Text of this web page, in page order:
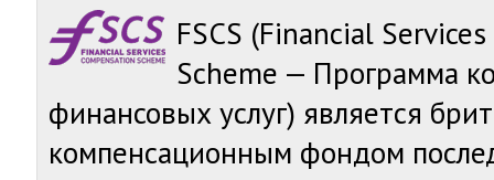
FSCS (Financial
Scheme — Программа
финансовых услуг) является
компенсационным фондом